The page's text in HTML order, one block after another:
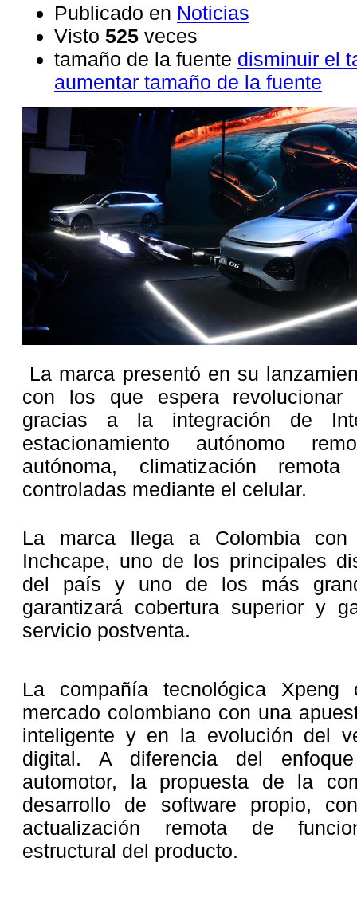
Publicado en Noticias
Visto 525 veces
tamaño de la fuente disminuir el
aumentar tamaño de la fuente
La marca presentó en su
con los que espera revolucionar
gracias a la integración de
estacionamiento autónomo
autónoma, climatización
controladas mediante el celular.
La marca llega a Colombia
Inchcape, uno de los principales
del país y uno de los más
garantizará cobertura superior y
servicio postventa.
La compañía tecnológica
mercado colombiano con una
inteligente y en la evolución del
digital. A diferencia del
automotor, la propuesta de la
desarrollo de software propio,
actualización remota de
estructural del producto.